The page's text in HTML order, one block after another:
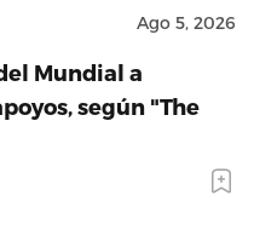
Ago 5, 2026
Mundial a
según "The